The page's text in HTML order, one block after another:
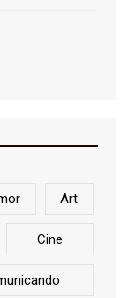
Art
Cine